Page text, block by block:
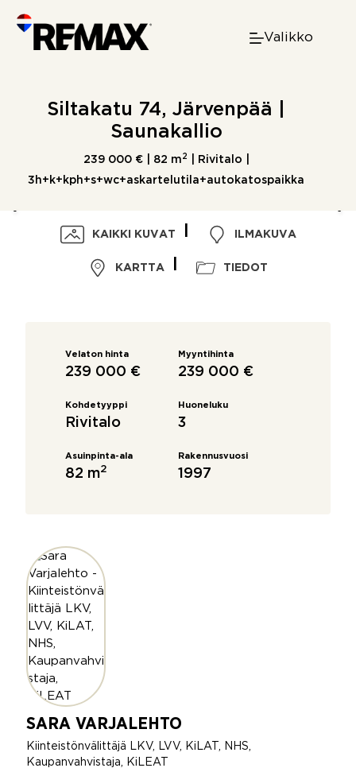
content
Valikko
Siltakatu 74, Järvenpää |
Saunakallio
239 000 € | 82 m 2 | Rivitalo |
3h+k+kph+s+wc+askartelutila+autokatospaikka
KAIKKI KUVAT ILMAKUVA
KARTTA TIEDOT
Velaton hinta
239 000 €
Myyntihinta
239 000 €
Kohdetyyppi
Rivitalo
Huoneluku
3
Asuinpinta-ala
82 m2
Rakennusvuosi
1997
SARA VARJALEHTO
Kiinteistönvälittäjä LKV, LVV, KiLAT, NHS,
Kaupanvahvistaja, KiLEAT